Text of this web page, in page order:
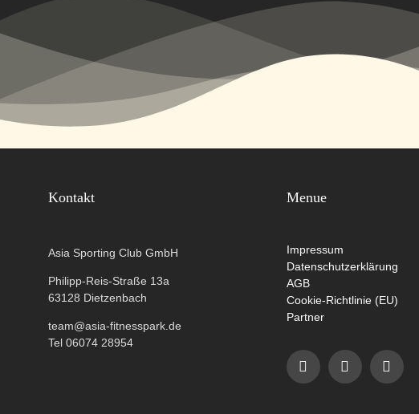
Kontakt
Asia Sporting Club GmbH
Philipp-Reis-Straße 13a
63128 Dietzenbach
team@asia-fitnesspark.de
Tel 06074 28954
Menue
Impressum
Datenschutzerklärung
AGB
Cookie-Richtlinie (EU)
Partner